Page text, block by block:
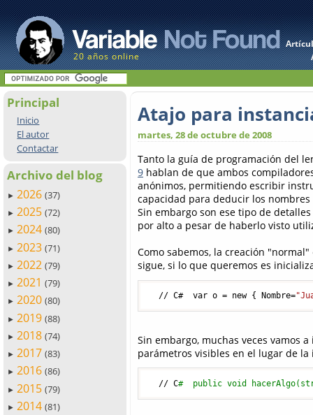
20 años online
Principal
Inicio
El autor
Contactar
Archivo del blog
► 2026 (37)
► 2025 (72)
► 2024 (80)
► 2023 (71)
► 2022 (79)
► 2021 (79)
► 2020 (80)
► 2019 (88)
► 2018 (74)
► 2017 (83)
► 2016 (86)
► 2015 (79)
► 2014 (81)
Atajo para
martes, 28 de octubre de 2008
Tanto la guía de programación del
9 hablan de que ambos
anónimos, permitiendo escribir
capacidad para deducir los
Sin embargo son ese tipo de
por alto a pesar de haberlo visto
Como sabemos, la creación
sigue, si lo que queremos es
  // C#  var o = new { Nombre=
Sin embargo, muchas veces vamos
parámetros visibles en el lugar de
  // C
#  public void